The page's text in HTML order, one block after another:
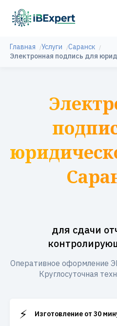
Главная Услуги
Саранск
Электронная подпись для
для сдачи
Оперативное оформление
Круглосуточная
⚡ Изготовление от 30